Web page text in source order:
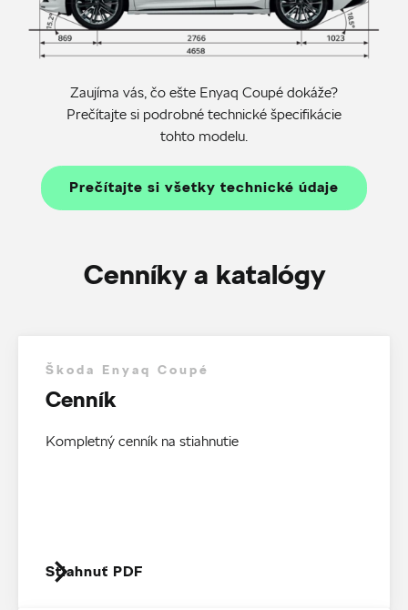
Zaujíma vás, čo ešte Enyaq Coupé dokáže?
Prečítajte si podrobné technické špecifikácie
tohto modelu.
Prečítajte si všetky technické údaje
Cenníky a katalógy
Škoda Enyaq Coupé
Cenník
Kompletný cenník na stiahnutie
Stiahnuť PDF